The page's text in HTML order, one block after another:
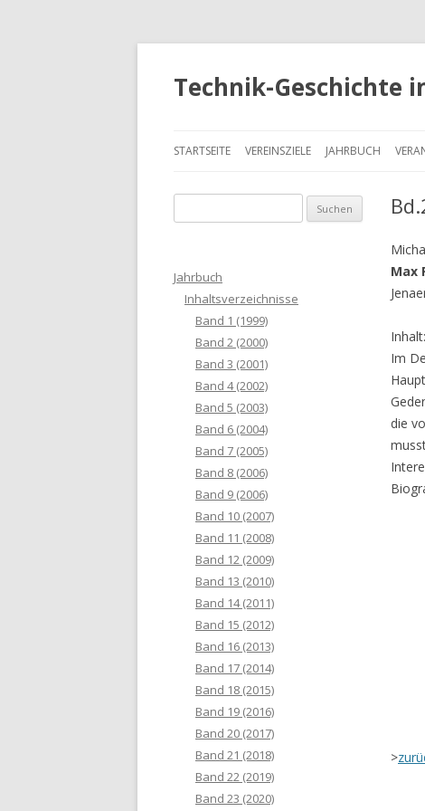
Technik-Geschichte
STARTSEITE VEREINSZIELE JAHRBUCH
Max
Inhalt:
Im
die
>
u
hJahrbuch
Inhaltsverzeichnisse
Band 1 (1999)
Band 2 (2000)
Band 3 (2001)
Band 4 (2002)
Band 5 (2003)
Band 6 (2004)
Band 7 (2005)
Band 8 (2006)
Band 9 (2006)
Band 10 (2007)
Band 11 (2008)
Band 12 (2009)
Band 13 (2010)
Band 14 (2011)
Band 15 (2012)
Band 16 (2013)
Band 17 (2014)
Band 18 (2015)
Band 19 (2016)
Band 20 (2017)
Band 21 (2018)
Band 22 (2019)
Band 23 (2020)